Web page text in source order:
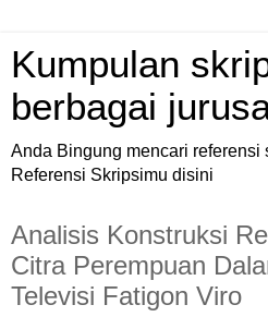
Kumpulan
berbagai
Anda Bingung mencari referensi
Referensi Skripsimu disini
Analisis Konstruksi
Citra Perempuan
Televisi Fatigon Viro